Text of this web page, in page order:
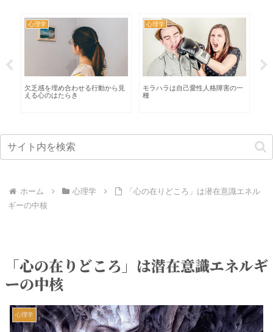
障害の一
【メタ認知で理解】周りを評価し
ている自分とは
心理学
【動画解説】心のブロックとは
ホーム 心理学
「心の在りどころ」は潜在意識エネル
ギーの中核
「心の在りどころ」は潜在意識エネルギ
ーの中核
心理学